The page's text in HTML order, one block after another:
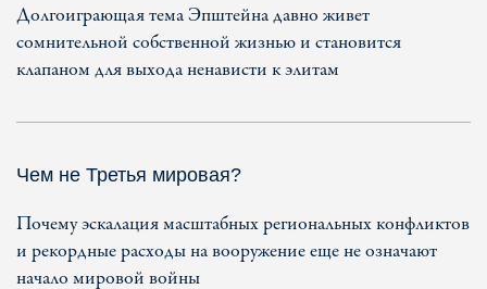
Долгоиграющая тема Эпштейна давно живет
сомнительной собственной жизнью и становится
клапаном для выхода ненависти к элитам
Чем не Третья мировая?
Почему эскалация масштабных региональных конфликтов
и рекордные расходы на вооружение еще не означают
начало мировой войны